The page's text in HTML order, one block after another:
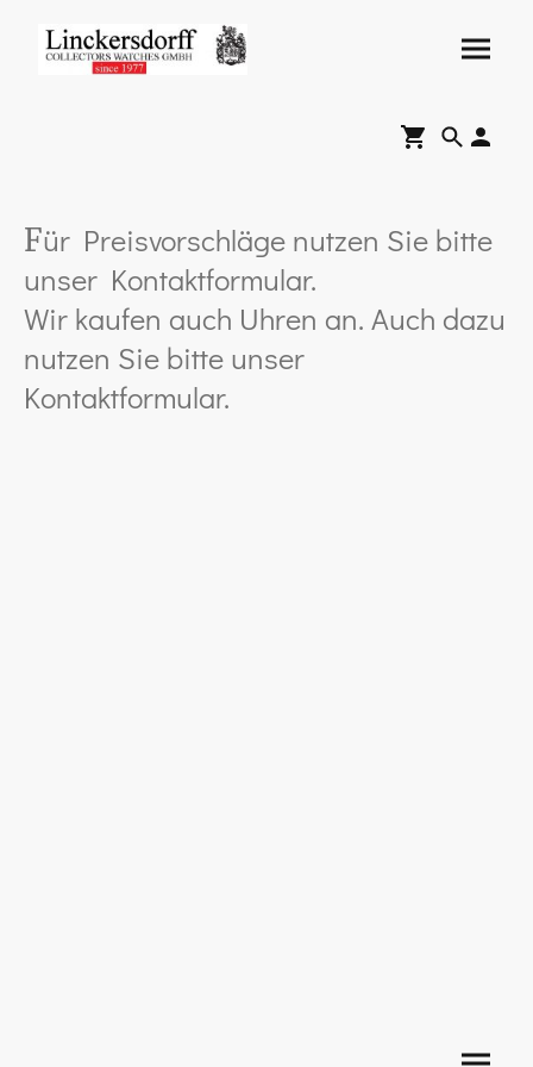
Für Preisvorschläge nutzen Sie bitte
unser Kontaktformular.
Wir kaufen auch Uhren an. Auch dazu
nutzen Sie bitte unser
Kontaktformular.